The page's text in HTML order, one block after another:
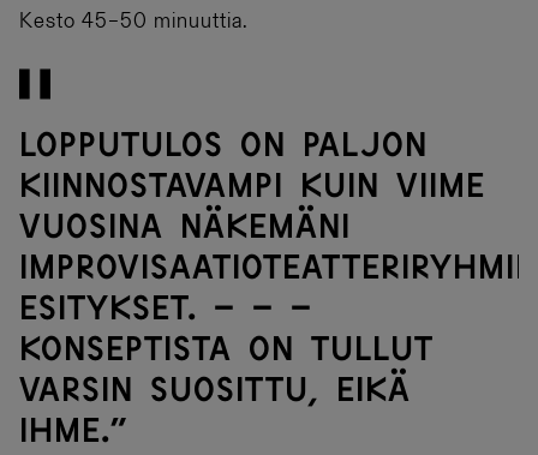
Kesto 45–50 minuuttia.
Lopputulos on paljon
kiinnostavampi kuin viime
vuosina näkemäni
esitykset. – – –
Konseptista on tullut
varsin suosittu, eikä
ihme.”